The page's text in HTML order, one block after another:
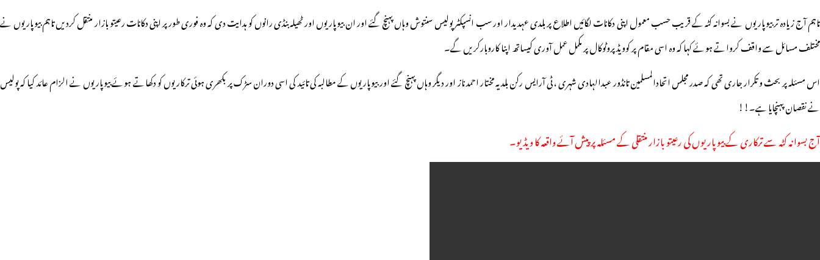
تاہم آج زیادہ تر بیوپاریوں نے بسوانہ کٹہ کے قریب حسب معمول اپنی دکانات لگائیں اطلاع پر بلدی عہدیدار اور سب انسپکٹر پولیس سنتوش وہاں پہنچ گئے اور ان بیوپاریوں اور ٹھیلہ بنڈی رانوں کو ہدایت دی کہ وہ فوری طورپر اپنی دکانات رعیتو بازار منتقل کردیں تاہم بیوپاریوں نے
مختلف مسائل سے واقف کرواتے ہوئے کہا کہ وہ اسی مقام پر کوویڈ پروٹوکال پر مکمل عمل آوری کیساتھ اپنا کاروبارکریں گے۔
اس مسئلہ پر بحث و تکرار جاری تھی کہ صدر مجلس اتحادالمسلمین تانڈور عبدالہادی شہری ، ٹی آرایس رکن بلدیہ مختار احمد ناز اور دیگر وہاں پہنچ گئے اور بیوپاریوں کے مطالبہ کی تائید کی اسی دوران سڑک پر بکھری ہوئی ترکاریوں کو دکھاتے ہوئے بیوپاریوں نے الزام عائد کیا کہ پولیس
نے نقصان پہنچایا ہے۔!!
آج بسوانہ کٹہ سے ترکاری کے بیوپاریوں کی رعیتو بازار منتقلی کے مسئلہ پر پیش آئے واقعہ کا ویڈیو۔